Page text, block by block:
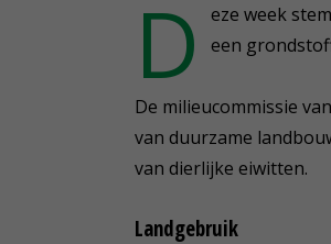
D
eze week
een
De milieucommissie
van duurzame
van dierlijke eiwitten.
Landgebruik